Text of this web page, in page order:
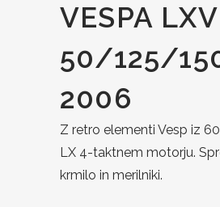
VESPA LXV
50/125/
2006
Z retro elementi Vesp iz
LX 4-taktnem motorju.
krmilo in merilniki.